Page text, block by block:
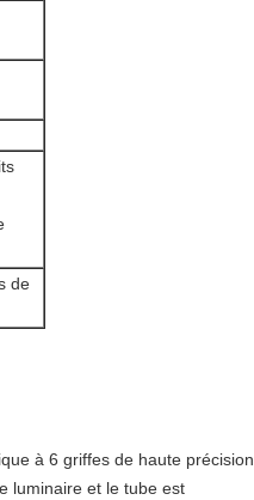
de
à 6 griffes de haute précision
luminaire et le tube est